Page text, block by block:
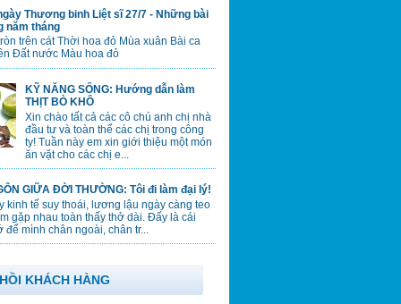
Thương binh Liệt sĩ 27/7 - Những bài
năm tháng
trên cát Thời hoa đỏ Mùa xuân Bài ca
Đất nước Màu hoa đỏ
KỸ NĂNG SỐNG: Hướng dẫn làm
THỊT BÒ KHÔ
Xin chào tất cả các cô chú anh chị nhà
đầu tư và toàn thể các chị trong công
ty! Tuần này em xin giới thiệu một món
ăn vặt cho các chị e...
GIỮA ĐỜI THƯỜNG: Tôi đi làm đại lý!
kinh tế suy thoái, lương lậu ngày càng teo
gặp nhau toàn thấy thở dài. Đấy là cái
để mình chân ngoài, chân tr...
KHÁCH HÀNG